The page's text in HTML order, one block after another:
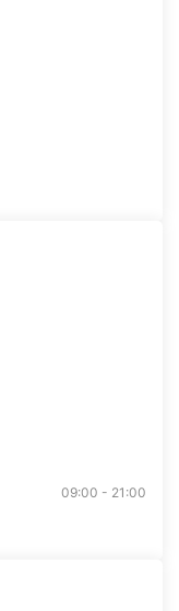
09:00 - 21:00